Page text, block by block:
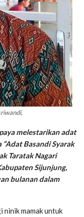
melestarikan adat
Basandi Syarak
Taratak Nagari
Sijunjung,
bulanan dalam
ninik mamak untuk